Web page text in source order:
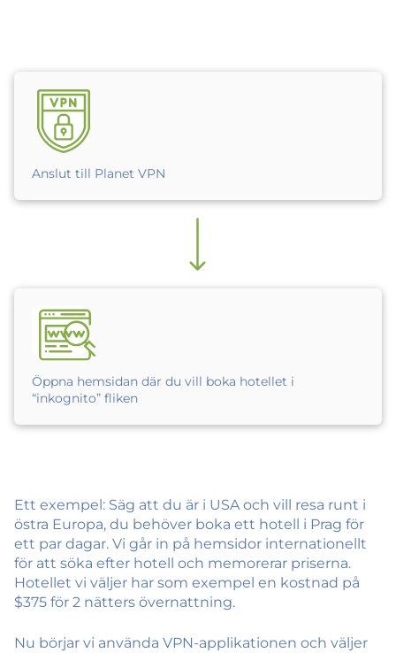
Anslut till Planet VPN
Öppna hemsidan där du vill boka hotellet i
“inkognito” fliken
Ett exempel: Säg att du är i USA och vill resa runt i
östra Europa, du behöver boka ett hotell i Prag för
ett par dagar. Vi går in på hemsidor internationellt
för att söka efter hotell och memorerar priserna.
Hotellet vi väljer har som exempel en kostnad på
$375 för 2 nätters övernattning.
Nu börjar vi använda VPN-applikationen och väljer